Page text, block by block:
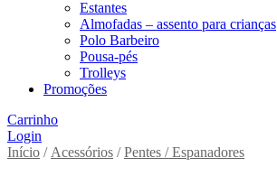
Estantes
Almofadas – assento para crianças
Polo Barbeiro
Pousa-pés
Trolleys
Promoções
Carrinho
Login
Início / Acessórios /Pentes / Espanadores